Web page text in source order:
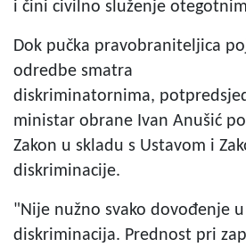
i čini civilno služenje
Dok pučka pravobraniteljica
odredbe smatra
diskriminatornima,
ministar obrane Ivan Anušić
Zakon u skladu s Ustavom i
diskriminacije.
"Nije nužno svako dovođenje
diskriminacija. Prednost pri